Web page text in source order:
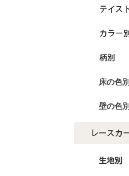
床の色別
壁の色別